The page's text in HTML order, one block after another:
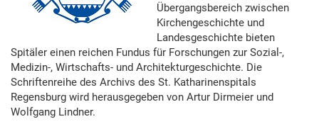
Übergangsbereich zwischen
Kirchengeschichte und
Landesgeschichte bieten
Spitäler einen reichen Fundus für Forschungen zur Sozial-,
Medizin-, Wirtschafts- und Architekturgeschichte. Die
Schriftenreihe des Archivs des St. Katharinenspitals
Regensburg wird herausgegeben von Artur Dirmeier und
Wolfgang Lindner.